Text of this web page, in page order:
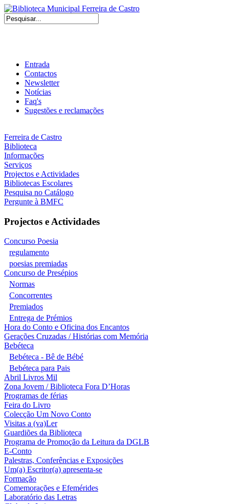
Entrada
Contactos
Newsletter
Notícias
Faq's
Sugestões e reclamações
Ferreira de Castro
Biblioteca
Informações
Serviços
Projectos e Actividades
Bibliotecas Escolares
Pesquisa no Catálogo
Pergunte à BMFC
Projectos e Actividades
Concurso Poesia
regulamento
poesias premiadas
Concurso de Presépios
Normas
Concorrentes
Premiados
Entrega de Prémios
Hora do Conto e Oficina dos Encantos
Gerações Cruzadas / Histórias com Memória
Bebéteca
Bebéteca - Bê de Bébé
Bebéteca para Pais
Abril Livros Mil
Zona Jovem / Biblioteca Fora D’Horas
Programas de férias
Feira do Livro
Colecção Um Novo Conto
Visitas a (va)Ler
Guardiões da Biblioteca
Programa de Promoção da Leitura da DGLB
E-Conto
Palestras, Conferências e Exposições
Um(a) Escritor(a) apresenta-se
Formação
Comemorações e Efemérides
Laboratório das Letras